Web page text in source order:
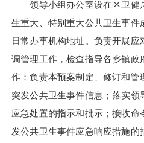
领导小组办公室设在区卫健
生重大、特别重大公共卫生事件
日常办事机构地址。负责开展
调管理工作，检查指导各乡镇政
作；负责本预案制定、修订和管
突发公共卫生事件信息；落实
应急处置的指示和批示；接收
发公共卫生事件应急响应措施的